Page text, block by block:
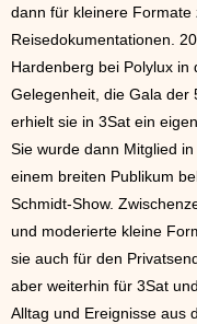
dann für kleinere Formate
Reisedokumentationen.
Hardenberg bei Polylux in
Gelegenheit, die Gala der
erhielt sie in 3Sat ein
Sie wurde dann Mitglied
einem breiten Publikum
Schmidt-Show.
und moderierte kleine
sie auch für den
aber weiterhin für 3Sat
Alltag und Ereignisse aus